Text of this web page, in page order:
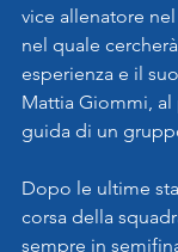
vice allenatore
nel quale
esperienza e il
Mattia Giommi,
guida di un
Dopo le ultime
corsa della
sempre in